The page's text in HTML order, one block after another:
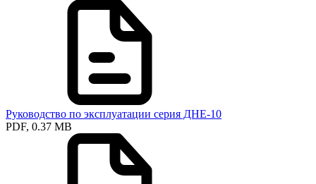
Руководство по эксплуатации серия ДНЕ-10
PDF, 0.37 MB